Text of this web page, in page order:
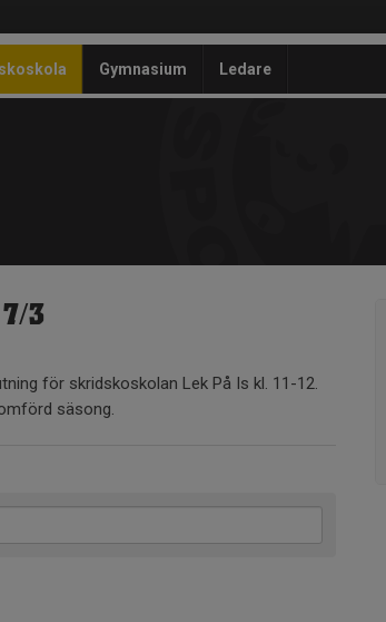
Gymnasium Ledare
3
för skridskoskolan Lek På Is kl. 11-12.
säsong.